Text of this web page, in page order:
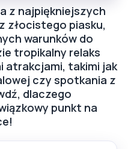
z najpiękniejszych
złocistego piasku,
warunków do
tropikalny relaks
atrakcjami, takimi jak
czy spotkania z
dlaczego
punkt na